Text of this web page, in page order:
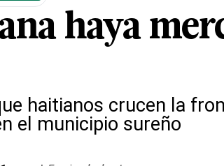
haya
haitianos crucen la
el municipio sureño